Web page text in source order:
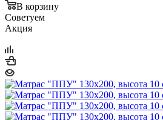
В корзину
Советуем
Акция